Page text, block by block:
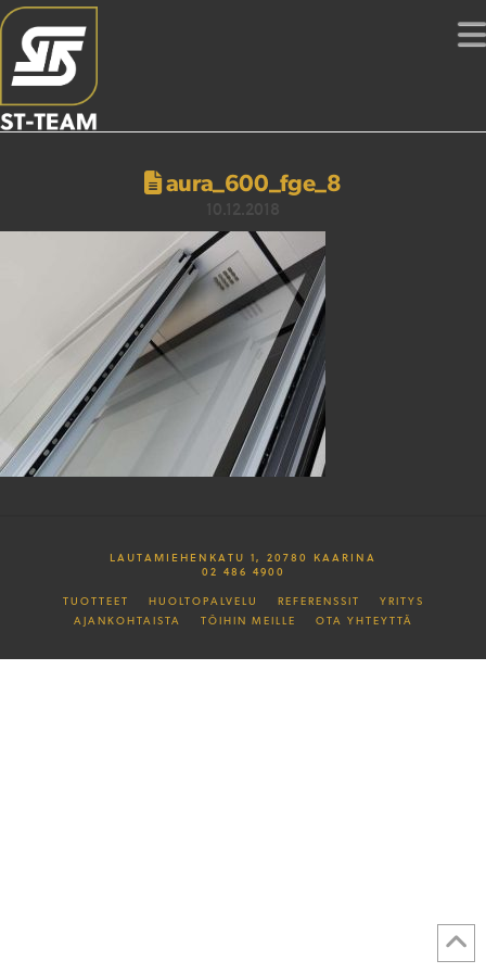
aura_600_fge_8
LAUTAMIEHENKATU 1, 20780 KAARINA
02 486 4900
TUOTTEET HUOLTOPALVELU REFERENSSIT
YRITYS
AJANKOHTAISTA
TÖIHIN MEILLE OTA YHTEYTTÄ